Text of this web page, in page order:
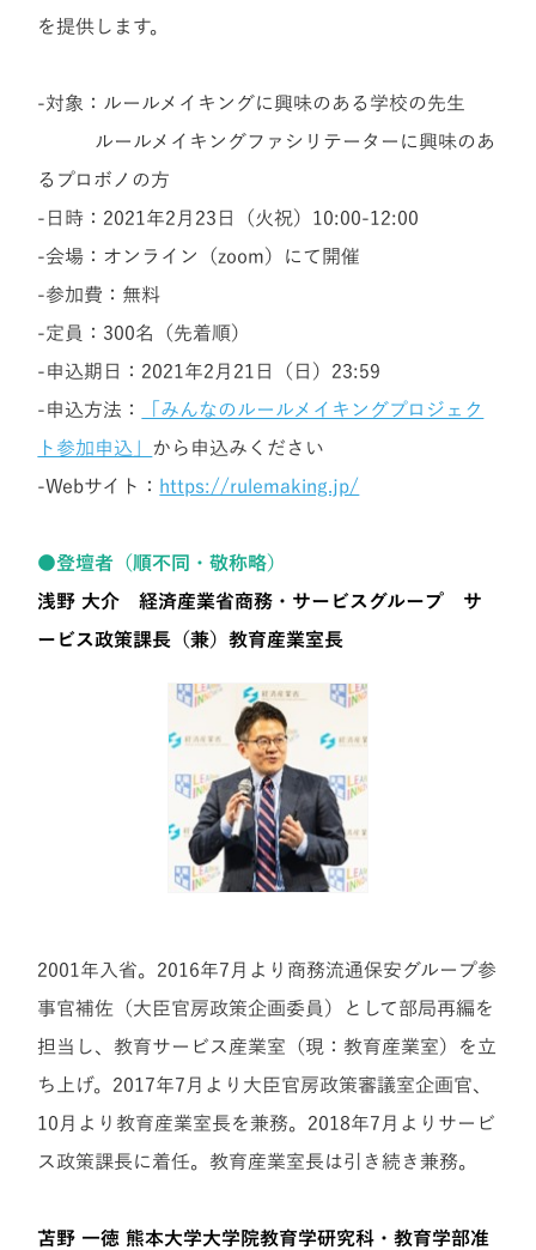
を提供します。
-対象：ルールメイキングに興味のある学校の先生
ルールメイキングファシリテーターに興味のあ
るプロボノの方
-日時：2021年2月23日（火祝）10:00-12:00
-会場：オンライン（zoom）にて開催
-参加費：無料
-定員：300名（先着順）
-申込期日：2021年2月21日（日）23:59
-申込方法：
「みんなのルールメイキングプロジェク
ト参加申込」
から申込みください
-Webサイト： https://rulemaking.jp/
●登壇者（順不同・敬称略）
浅野 大介 経済産業省商務・サービスグループ サ
ービス政策課長（兼）教育産業室長
2001年入省。2016年7月より商務流通保安グループ参
事官補佐（大臣官房政策企画委員）として部局再編を
担当し、教育サービス産業室（現：教育産業室）を立
ち上げ。2017年7月より大臣官房政策審議室企画官、
10月より教育産業室長を兼務。2018年7月よりサービ
ス政策課長に着任。教育産業室長は引き続き兼務。
苫野 一徳 熊本大学大学院教育学研究科・教育学部准